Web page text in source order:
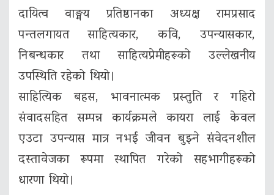
दायित्व वाङ्मय प्रतिष्ठानका अध्यक्ष रामप्रसाद
पन्तलगायत साहित्यकार, कवि, उपन्यासकार,
निबन्धकार तथा साहित्यप्रेमीहरूको उल्लेखनीय
उपस्थिति रहेको थियो।
साहित्यिक बहस, भावनात्मक प्रस्तुति र गहिरो
संवादसहित सम्पन्न कार्यक्रमले कायरा लाई केवल
एउटा उपन्यास मात्र नभई जीवन बुझ्ने संवेदनशील
दस्तावेजका रूपमा स्थापित गरेको सहभागीहरूको
धारणा थियो।